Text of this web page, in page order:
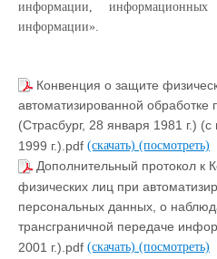
информации,
информации».
Конвенция о защите
автоматизированной
(Страсбург, 28 января 1981 г.)
1999 г.).pdf (скачать) (посмотреть)
Дополнительный протокол к
физических лиц при
персональных данных, о
трансграничной передаче
2001 г.).pdf (скачать) (посмотреть)